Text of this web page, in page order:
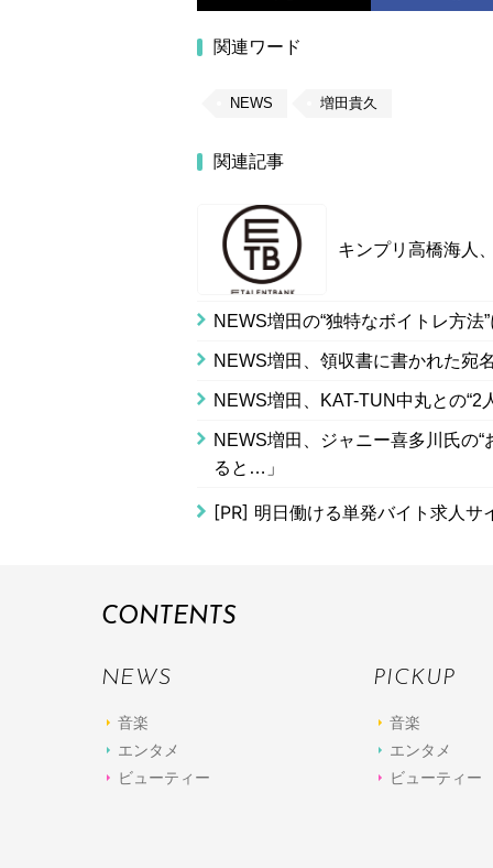
関連ワード
NEWS 増田貴久
関連記事
キンプリ高橋海人
NEWS増田の“独特なボイトレ方
NEWS増田、領収書に書かれた宛
NEWS増田、KAT-TUN中丸との
NEWS増田、ジャニー喜多川氏の
ると…」
[PR] 明日働ける単発バイト求人サ
CONTENTS
NEWS
音楽
エンタメ
ビューティー
PICKUP
音楽
エンタメ
ビューティー